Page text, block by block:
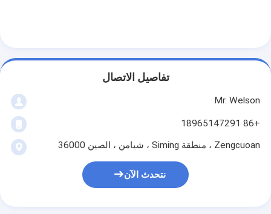
تفاصيل الاتصال
Mr. Welson
+86 18965147291
Zengcuoan ، منطقة Siming ، شيامن ، الصين 36000
نتحدث الآن